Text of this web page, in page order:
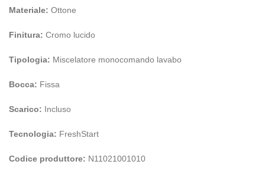
Materiale: Ottone
Finitura: Cromo lucido
Tipologia: Miscelatore monocomando lavabo
Bocca: Fissa
Scarico: Incluso
Tecnologia: FreshStart
Codice produttore: N11021001010